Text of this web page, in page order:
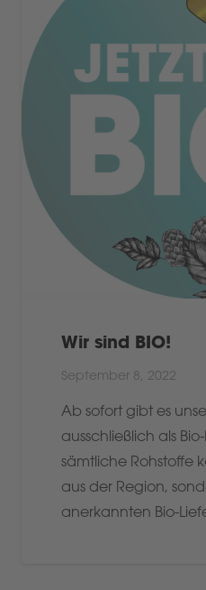
Wir sind BIO!
September 8, 2022
Ab sofort gibt es
ausschließlich als
sämtliche Rohstoffe
aus der Region,
anerkannten Bio-